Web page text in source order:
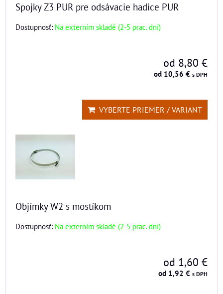
Spojky Z3 PUR pre odsávacie hadice PUR
Dostupnosť: Na externím skladě (2-5 prac. dní)
od 8,80 €
od 10,56 € s DPH
VYBERTE PRIEMER / VARIANT
Objímky W2 s mostíkom
Dostupnosť: Na externím skladě (2-5 prac. dní)
od 1,60 €
od 1,92 € s DPH